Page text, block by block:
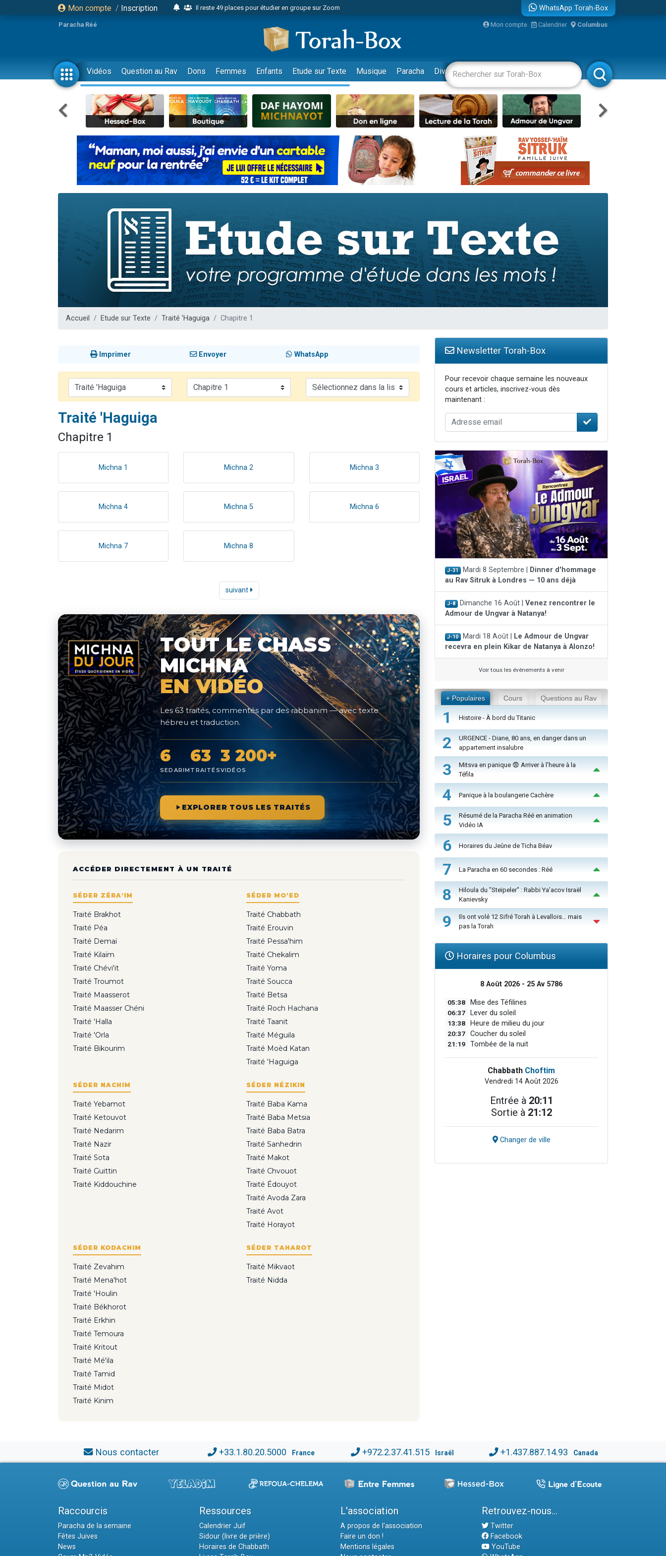
Mon compte / Inscription
Il reste 49 places pour étudier en groupe sur Zoom
2 personnes viennent de nous rejoindre sur WhatsApp
6 personnes viennent de nous rejoindre sur WhatsApp
4 personnes viennent de faire un don pour Reloger Rivka, 6 enfants, victime de violences...
2 personnes viennent de faire un don pour 1 Journée de Vacances Pour les Enfants
17 personnes viennent de demander une bénédiction
4 personnes viennent de nous rejoindre sur WhatsApp
Il reste 49 places pour étudier en groupe sur Zoom
Eva vient de donner son Maasser
4 personnes viennent de nous rejoindre sur WhatsApp
3 personnes viennent de nous rejoindre sur WhatsApp
Odaya vient de donner son Maasser
13 personnes viennent de demander une bénédiction
30 personnes viennent de faire un don pour Sauvez la jambe de Yohan
Il reste 49 places pour étudier en groupe sur Zoom
12 nouvelles musiques dans Torah-Box Music
29 personnes viennent de demander une bénédiction
WhatsApp Torah-Box
Paracha Réé Mon compte Calendrier Columbus
Vidéos Question au Rav Dons Femmes Enfants Etude sur Texte Musique Paracha Divertissements Livres Rabbanim
Accueil Etude sur Texte Traité 'Haguiga Chapitre 1
Imprimer Envoyer WhatsApp
Traité 'Haguiga
Chapitre 1
Michna 1 Michna 2 Michna 3
Michna 4 Michna 5 Michna 6
Michna 7 Michna 8
suivant
TOUT LE CHASS
MICHNA
EN VIDÉO
Les 63 traités, commentés par des rabbanim — avec texte
hébreu et traduction.
6
SEDARIM
63
TRAITÉS
3 200+
VIDÉOS
EXPLORER TOUS LES TRAITÉS
ACCÉDER DIRECTEMENT À UN TRAITÉ
SÉDER ZÉRA'IM
Traité Brakhot
Traité Péa
Traité Demaï
Traité Kilaïm
Traité Chévi'it
Traité Troumot
Traité Maasserot
Traité Maasser Chéni
Traité 'Halla
Traité 'Orla
Traité Bikourim
SÉDER MO'ED
Traité Chabbath
Traité Erouvin
Traité Pessa'him
Traité Chekalim
Traité Yoma
Traité Soucca
Traité Betsa
Traité Roch Hachana
Traité Taanit
Traité Méguila
Traité Moèd Katan
Traité 'Haguiga
SÉDER NACHIM
Traité Yebamot
Traité Ketouvot
Traité Nedarim
Traité Nazir
Traité Sota
Traité Guittin
Traité Kiddouchine
SÉDER NÉZIKIN
Traité Baba Kama
Traité Baba Metsia
Traité Baba Batra
Traité Sanhedrin
Traité Makot
Traité Chvouot
Traité Édouyot
Traité Avoda Zara
Traité Avot
Traité Horayot
SÉDER KODACHIM
Traité Zevahim
Traité Mena'hot
Traité 'Houlin
Traité Békhorot
Traité Erkhin
Traité Temoura
Traité Kritout
Traité Mé'ila
Traité Tamid
Traité Midot
Traité Kinim
SÉDER TAHAROT
Traité Mikvaot
Traité Nidda
Newsletter Torah-Box
Pour recevoir chaque semaine les nouveaux
cours et articles, inscrivez-vous dès
maintenant :
J-31 Mardi 8 Septembre |
Dinner d'hommage
au Rav Sitruk à Londres — 10 ans déjà
J-8 Dimanche 16 Août | Venez rencontrer le
Admour de Ungvar à Natanya!
J-10 Mardi 18 Août |
Le Admour de Ungvar
recevra en plein Kikar de Natanya à Alonzo!
Voir tous les événements à venir
+ Populaires Cours Questions au Rav
1 Histoire - À bord du Titanic
2
URGENCE - Diane, 80 ans, en danger dans un
appartement insalubre
3
Mitsva en panique 😨 Arriver à l'heure à la
Téfila
4 Panique à la boulangerie Cachère
5
Résumé de la Paracha Réé en animation
Vidéo IA
6 Horaires du Jeûne de Ticha Béav
7 La Paracha en 60 secondes : Réé
8
Hiloula du "Steïpeler" : Rabbi Ya’acov Israël
Kanievsky
9
Ils ont volé 12 Sifré Torah à Levallois… mais
pas la Torah
Horaires pour Columbus
8 Août 2026 - 25 Av 5786
05:38 Mise des Téfilines
06:37 Lever du soleil
13:38 Heure de milieu du jour
20:37 Coucher du soleil
21:19 Tombée de la nuit
Chabbath Choftim
Vendredi 14 Août 2026
Entrée à 20:11
Sortie à 21:12
Changer de ville
Nous contacter +33.1.80.20.5000 France +972.2.37.41.515 Israël +1.437.887.14.93 Canada
Raccourcis
Paracha de la semaine
Fêtes Juives
News
Ressources
Calendrier Juif
Sidour (livre de prière)
Horaires de Chabbath
L'association
A propos de l'association
Faire un don !
Mentions légales
Retrouvez-nous...
Twitter
Facebook
YouTube